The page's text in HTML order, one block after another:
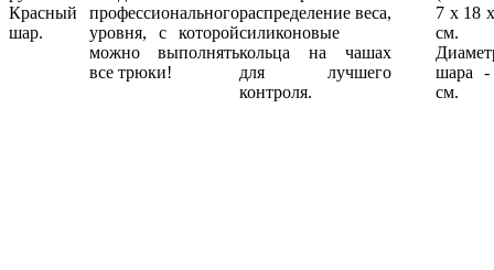
Красный
шар.
профессионального
уровня, с которой
можно выполнять
все трюки!
распределение веса,
силиконовые
кольца на чашах
для лучшего
контроля.
7 х 18
см.
шара
см.